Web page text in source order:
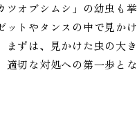
ツオブシムシ」の幼虫も挙
ットやタンスの中で見かけ
まずは、見かけた虫の大き
適切な対処への第一歩とな